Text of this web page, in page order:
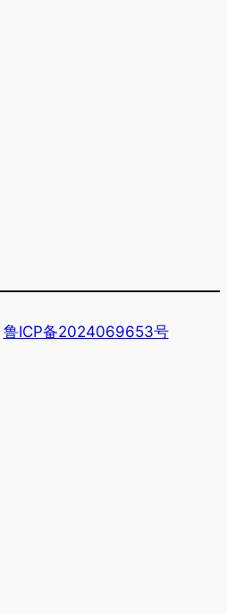
鲁ICP备2024069653号